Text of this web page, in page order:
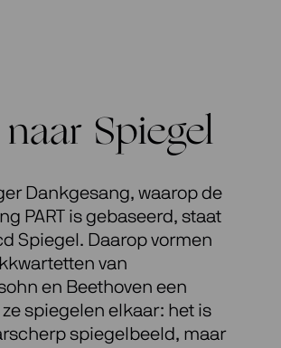
Spiegel
Dankgesang, waarop de
PART is gebaseerd, staat
Spiegel. Daarop vormen
van
en Beethoven een
spiegelen elkaar: het is
spiegelbeeld, maar